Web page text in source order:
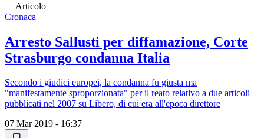
Articolo
Cronaca
Arresto Sallusti per diffamazione, Corte
Strasburgo condanna Italia
Secondo i giudici europei, la condanna fu giusta ma
"manifestamente sproporzionata" per il reato relativo a due articoli
pubblicati nel 2007 su Libero, di cui era all'epoca direttore
07 Mar 2019 - 16:37